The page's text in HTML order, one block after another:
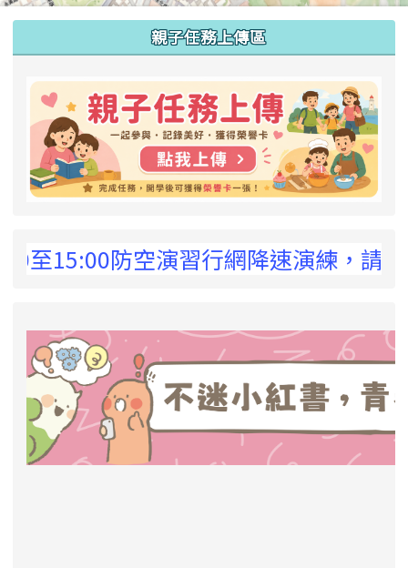
親子任務上傳區
防空演習行網降速演練，請預為因應